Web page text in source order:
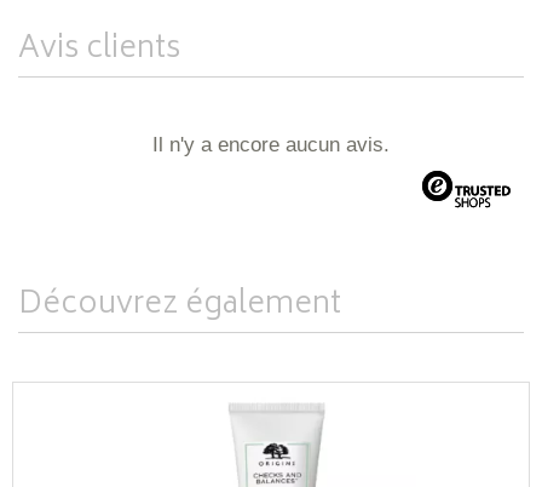
Avis clients
Il n'y a encore aucun avis.
Découvrez également